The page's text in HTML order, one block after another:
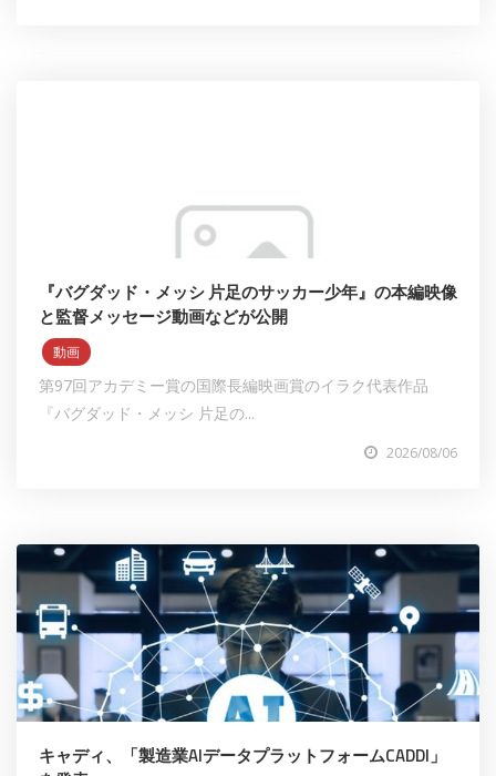
『バグダッド・メッシ 片足のサッカー少年』の本編映像
と監督メッセージ動画などが公開
動画
第97回アカデミー賞の国際⻑編映画賞のイラク代表作品
『バグダッド・メッシ 片足の...
2026/08/06
キャディ、「製造業AIデータプラットフォームCADDI」